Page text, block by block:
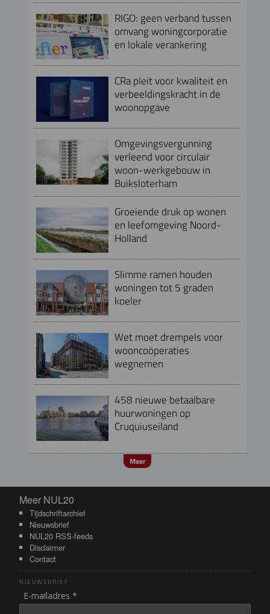
RIGO: geen verband tussen
omvang woningcorporatie
en lokale verankering
CRa pleit voor kwaliteit en
verbeeldingskracht in de
woonopgave
Omgevingsvergunning
verleend voor circulair
woon-werkgebouw in
Buiksloterham
Groeiende druk op wonen
en leefomgeving Noord-
Holland
Slimme ramen houden
woningen tot 5 graden
koeler
Wet moet drempels voor
wooncoöperaties
wegnemen
458 nieuwe betaalbare
huurwoningen op
Cruquiuseiland
Meer
Meer NUL20
Meer NUL20
Tijdschriftarchief
Nieuwsbrief
NUL20 RSS-feeds
Disclaimer
Contact
NIEUWSBRIEF
E-mailadres *